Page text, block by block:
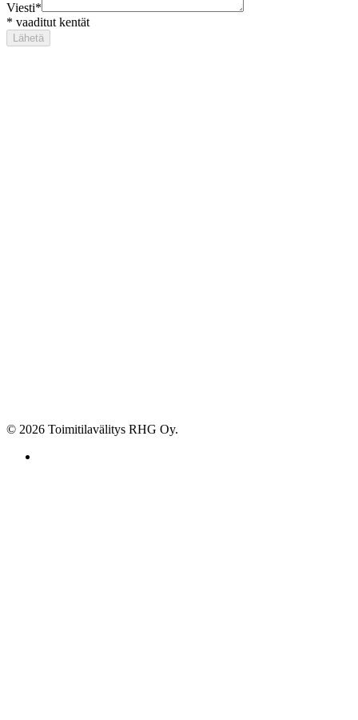
Viesti*
* vaaditut kentät
© 2026 Toimitilavälitys RHG Oy.